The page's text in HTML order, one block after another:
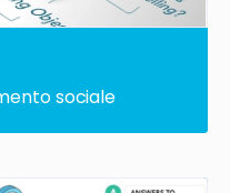
sociale